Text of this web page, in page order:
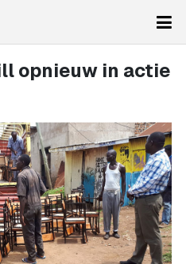
opnieuw in actie